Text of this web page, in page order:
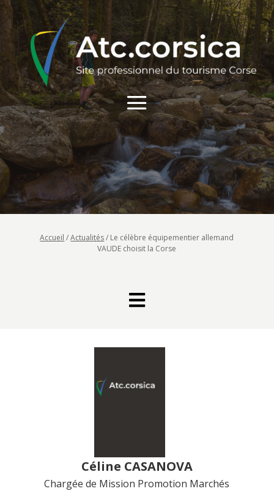
Accueil /Actualités/ Le célèbre équipementier allemand
VAUDE choisit la Corse

Céline CASANOVA
Chargée de Mission Promotion Marchés